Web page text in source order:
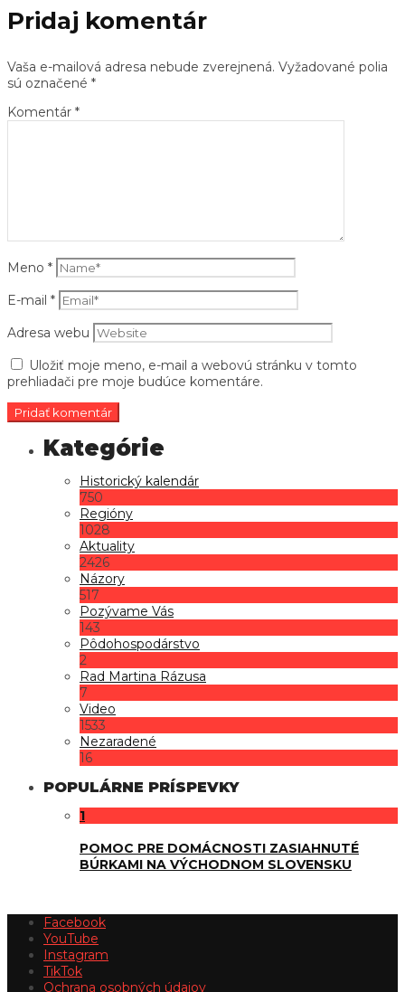
Pridaj komentár
Vaša e-mailová adresa nebude zverejnená. Vyžadované polia
sú označené *
Komentár *
Meno *
E-mail *
Adresa webu
Uložiť moje meno, e-mail a webovú stránku v tomto
prehliadači pre moje budúce komentáre.
Historický kalendár
750
Regióny
1028
Aktuality
2426
Názory
517
Pozývame Vás
143
Pôdohospodárstvo
2
Rad Martina Rázusa
7
Video
1533
Nezaradené
16
POPULÁRNE PRÍSPEVKY
1
POMOC PRE DOMÁCNOSTI ZASIAHNUTÉ
BÚRKAMI NA VÝCHODNOM SLOVENSKU
Facebook
YouTube
Instagram
TikTok
Ochrana osobných údajov